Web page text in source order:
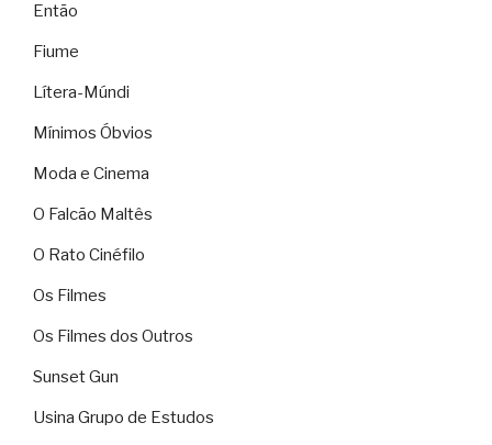
Então
Fiume
Lítera-Múndi
Mínimos Óbvios
Moda e Cinema
O Falcão Maltês
O Rato Cinéfilo
Os Filmes
Os Filmes dos Outros
Sunset Gun
Usina Grupo de Estudos